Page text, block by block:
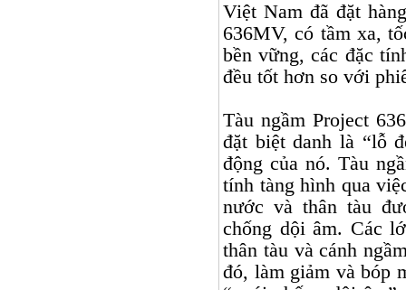
Việt Nam đã đặt
636MV, có tầm xa,
bền vững, các đặc
đều tốt hơn so với
Tàu ngầm Project
đặt biệt danh là “lỗ
động của nó. Tàu
tính tàng hình qua
nước và thân tàu
chống dội âm. Các
thân tàu và cánh
đó, làm giảm và bóp